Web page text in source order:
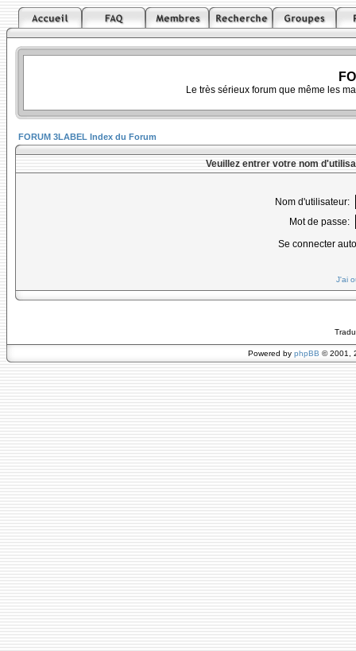
Le très sérieux forum que même les
FORUM 3LABEL Index du Forum
Veuillez entrer votre nom
Nom d'utilisateur:
Mot de passe:
Se connecter
J'ai
Powered by phpBB © 2001,